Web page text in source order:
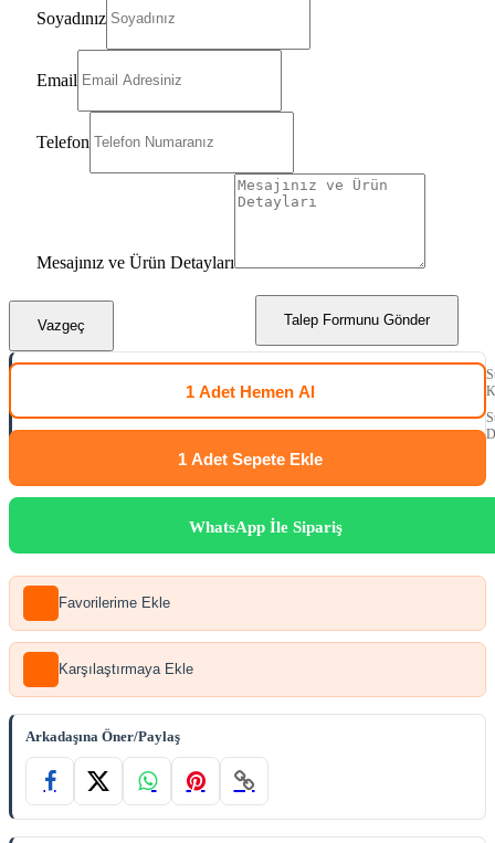
Soyadınız
Email
Telefon
Mesajınız ve Ürün Detayları
Talep Formunu Gönder
Vazgeç
1 Adet Hemen Al
1 Adet Sepete Ekle
WhatsApp İle Sipariş
Favorilerime Ekle
Karşılaştırmaya Ekle
Arkadaşına Öner/Paylaş